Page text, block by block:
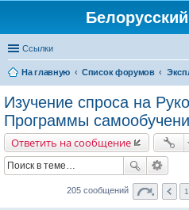
Ссылки
На главную Список форумов
Изучение спроса на
Программы
Ответить на сообщение
205 сообщений 1